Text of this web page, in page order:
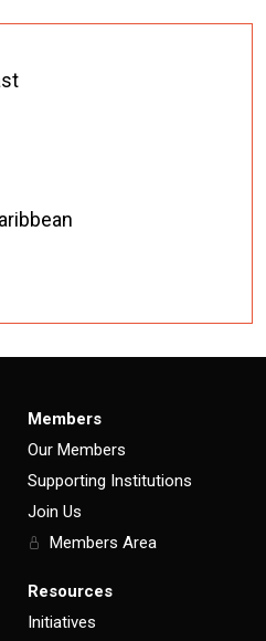
Members
Our Members
Supporting Institutions
Join Us
Members Area
Resources
Initiatives